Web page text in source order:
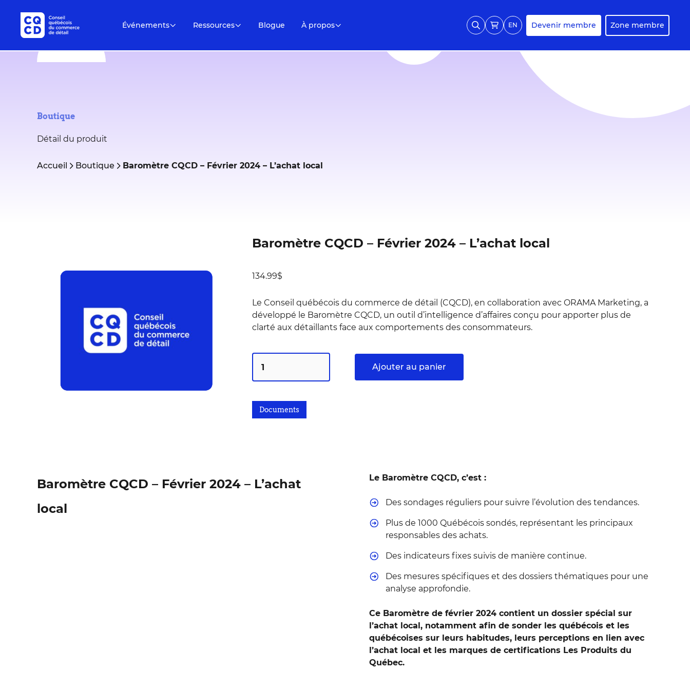
Événements Ressources Blogue À propos EN Devenir membre Zone membre
Boutique
Détail du produit
Accueil Boutique Baromètre CQCD – Février 2024 – L’achat local
Baromètre CQCD – Février 2024 – L’achat local
134.99$
Le Conseil québécois du commerce de détail (CQCD), en collaboration avec ORAMA Marketing, a
développé le Baromètre CQCD, un outil d’intelligence d’affaires conçu pour apporter plus de
clarté aux détaillants face aux comportements des consommateurs.
Ajouter au panier
Documents
Baromètre CQCD – Février 2024 – L’achat
local
Le Baromètre CQCD, c’est :
Des sondages réguliers pour suivre l’évolution des tendances.
Plus de 1000 Québécois sondés, représentant les principaux
responsables des achats.
Des indicateurs fixes suivis de manière continue.
Des mesures spécifiques et des dossiers thématiques pour une
analyse approfondie.
Ce Baromètre de février 2024 contient un dossier spécial sur
l’achat local, notamment afin de sonder les québécois et les
québécoises sur leurs habitudes, leurs perceptions en lien avec
l’achat local et les marques de certifications Les Produits du
Québec.